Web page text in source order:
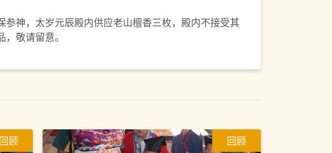
参神，太岁元辰殿内供应老山檀香三枚，殿内不接受其
敬请留意。
回顾 回顾